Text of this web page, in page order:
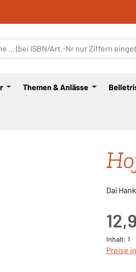
Themen & Anlässe
Dai
Inhalt: 1
Preise